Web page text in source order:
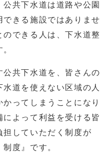
共下水道は道路や公園
きる施設ではありませ
のできる人は、下水道整
公共下水道を、皆さんの
道を使えない区域の人
ってしまうことになり
によって利益を受ける皆
担していただく制度が
度』です。